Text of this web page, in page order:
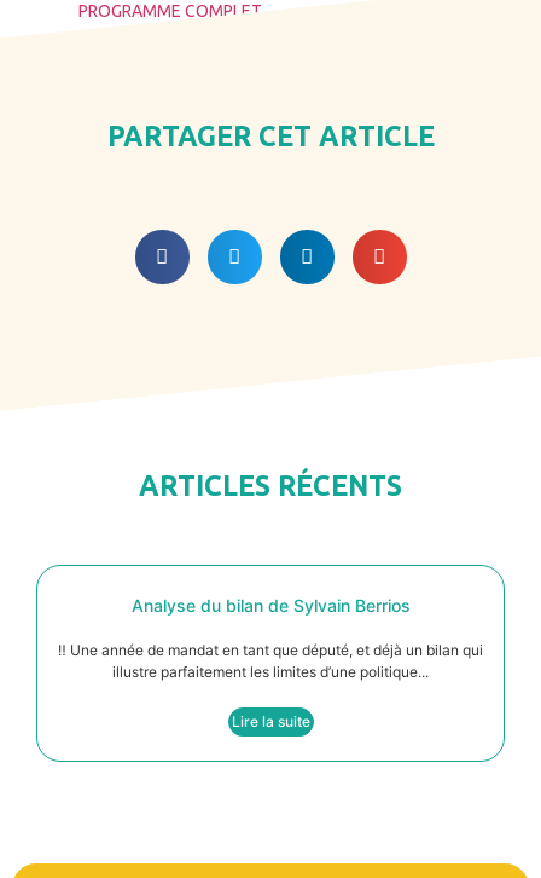
PROGRAMME COMPLET
PARTAGER CET ARTICLE
ARTICLES RÉCENTS
Analyse du bilan de Sylvain Berrios
‼️ Une année de mandat en tant que député, et déjà un bilan qui
illustre parfaitement les limites d’une politique...
Lire la suite